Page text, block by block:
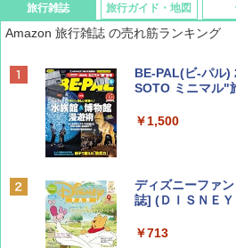
旅行雑誌
Amazon 旅行雑誌 の売れ筋ランキング
BE-PAL(ビ-パル)
SOTO ミニマル"
￥1,500
ディズニーファ
誌] (ＤＩＳＮＥ
￥713
旅行ガイド・地図